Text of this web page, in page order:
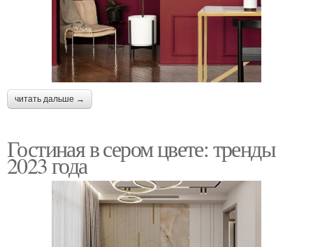
читать дальше →
Гостиная в сером цвете: тренды
2023 года